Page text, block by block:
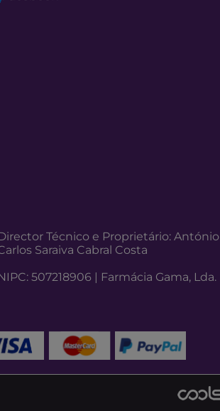
Técnico e Proprietário: António
Saraiva Cabral Costa
507218906 | Farmácia Gama, Lda.